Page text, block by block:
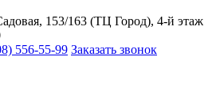
153/163 (ТЦ Город), 4-й этаж
556-55-99 Заказать звонок